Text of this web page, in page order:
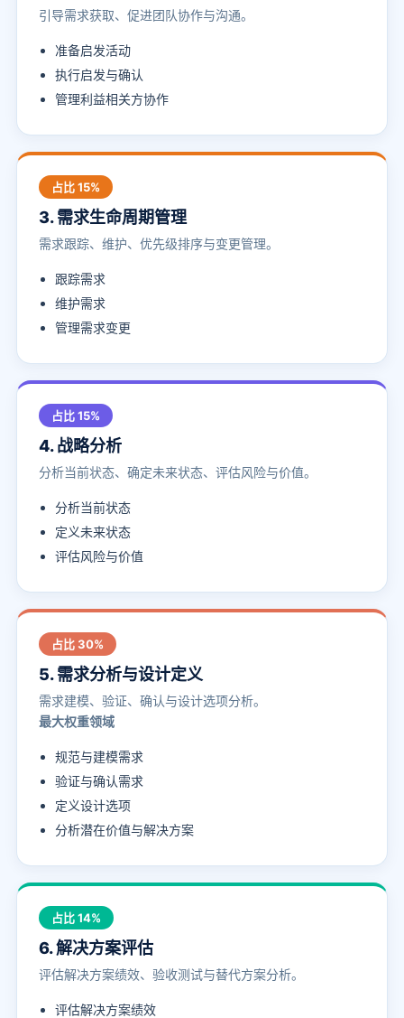
引导需求获取、促进团队协作与沟通。
准备启发活动
执行启发与确认
管理利益相关方协作
占比 15%
3. 需求生命周期管理
需求跟踪、维护、优先级排序与变更管理。
跟踪需求
维护需求
管理需求变更
占比 15%
4. 战略分析
分析当前状态、确定未来状态、评估风险与价值。
分析当前状态
定义未来状态
评估风险与价值
占比 30%
5. 需求分析与设计定义
需求建模、验证、确认与设计选项分析。
最大权重领域
规范与建模需求
验证与确认需求
定义设计选项
分析潜在价值与解决方案
占比 14%
6. 解决方案评估
评估解决方案绩效、验收测试与替代方案分析。
评估解决方案绩效